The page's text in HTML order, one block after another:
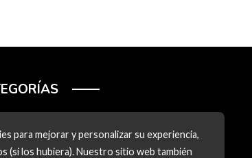
para mejorar y personalizar su experiencia,
(si los hubiera). Nuestro sitio web también
y ocio